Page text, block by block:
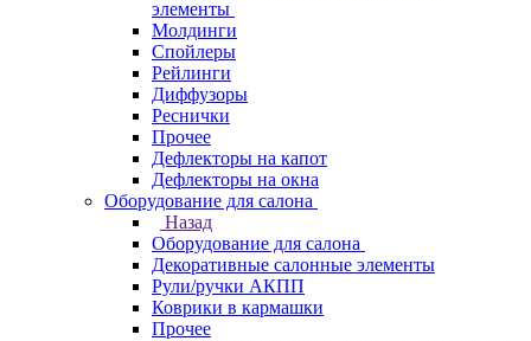
элементы
Молдинги
Спойлеры
Рейлинги
Диффузоры
Реснички
Прочее
Дефлекторы на капот
Дефлекторы на окна
Оборудование для салона
Назад
Оборудование для салона
Декоративные салонные элементы
Рули/ручки АКПП
Коврики в кармашки
Прочее